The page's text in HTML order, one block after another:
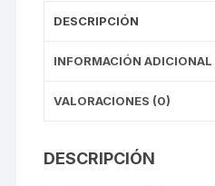
DESCRIPCIÓN
INFORMACIÓN ADICIONAL
VALORACIONES (0)
DESCRIPCIÓN